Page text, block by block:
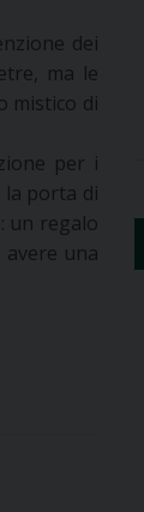
dei
ma le
mistico di
per i
la porta di
un regalo
una